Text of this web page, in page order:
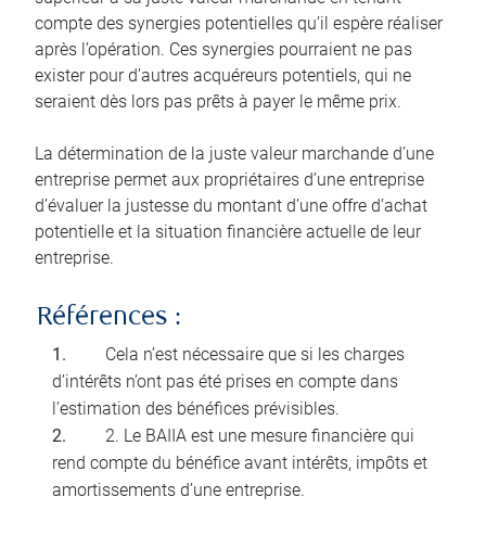
compte des synergies potentielles qu’il espère réaliser
après l’opération. Ces synergies pourraient ne pas
exister pour d’autres acquéreurs potentiels, qui ne
seraient dès lors pas prêts à payer le même prix.
La détermination de la juste valeur marchande d’une
entreprise permet aux propriétaires d’une entreprise
d’évaluer la justesse du montant d’une offre d’achat
potentielle et la situation financière actuelle de leur
entreprise.
Références :
Cela n’est nécessaire que si les charges
d’intérêts n’ont pas été prises en compte dans
l’estimation des bénéfices prévisibles.
2. Le BAIIA est une mesure financière qui
rend compte du bénéfice avant intérêts, impôts et
amortissements d’une entreprise.